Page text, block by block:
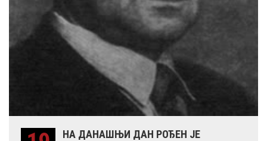
НА ДАНАШЊИ ДАН РОЂЕН ЈЕ